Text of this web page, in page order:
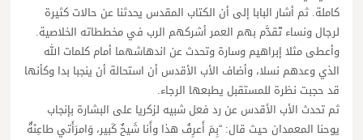
كاملة. ثم أشار البابا إلى أن الكتاب المقدس يحدثنا عن حالات كثيرة
لرجال ونساء تّقدَّم بهم العمر أشركهم الرب في مخططاته الخلاصية.
وأعطى مثلا إبراهيم وسارة وتحدث عن اندهاشهما أمام كلمات الله
الذي وعدهم نسلا، وأضاف الأب الأقدس أن استحالة أن ينجبا بدا وكأنها
قد حجبت نظرة للمستقبل يطبعها الرجاء.
ثم تحدث الأب الأقدس عن رد فعل شبيه لزكريا على البشارة بإنجاب
يوحنا المعمدان حيث قال: “بِمَ أَعرِفُ هذا وأَنا شَيخٌ كَبير، وَامرَأَتي طاعِنَةٌ